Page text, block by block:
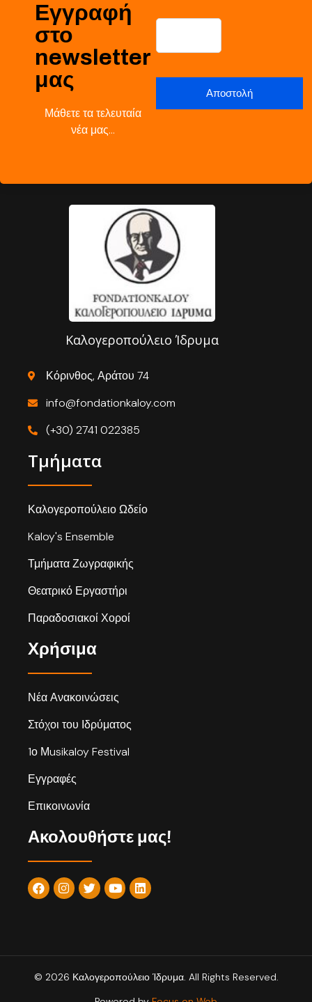
Εγγραφή
στο
newsletter
μας
Μάθετε τα τελευταία
νέα μας…
Καλογεροπούλειο Ίδρυμα
Κόρινθος, Αράτου 74
info@fondationkaloy.com
(+30) 2741 022385
Τμήματα
Καλογεροπούλειο Ωδείο
Kaloy's Ensemble
Τμήματα Ζωγραφικής
Θεατρικό Εργαστήρι
Παραδοσιακοί Χοροί
Χρήσιμα
Νέα Ανακοινώσεις
Στόχοι του Ιδρύματος
1ο Μusikaloy Festival
Εγγραφές
Επικοινωνία
Ακολουθήστε μας!
© 2026 Καλογεροπούλειο Ίδρυμα. All Rights Reserved.